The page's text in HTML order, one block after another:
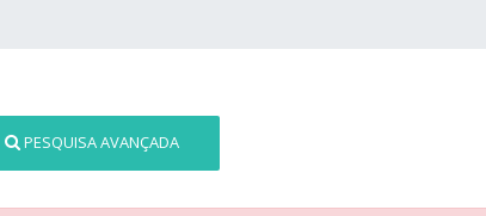
PESQUISA AVANÇADA